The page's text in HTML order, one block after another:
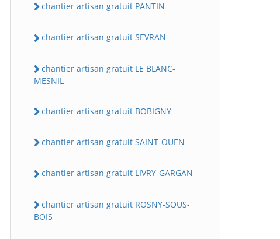
chantier artisan gratuit PANTIN
chantier artisan gratuit SEVRAN
chantier artisan gratuit LE BLANC-
MESNIL
chantier artisan gratuit BOBIGNY
chantier artisan gratuit SAINT-OUEN
chantier artisan gratuit LIVRY-GARGAN
chantier artisan gratuit ROSNY-SOUS-
BOIS